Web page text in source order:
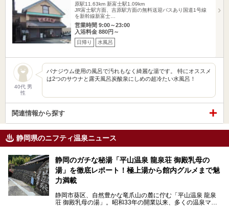
原駅11.63km 新富士駅1.09km
JR富士駅方面、吉原駅方面の無料送迎バスあり国道1号線
を新幹線新富士…
営業時間 9:00～23:00
入浴料金 880円～
日帰り 水風呂
40代 男
性
パナジウム使用の風呂で汚れもなく綺麗な湯です。 特にオススメ
は2つのサウナと露天風呂炭酸泉にしめの超冷たい水風呂！
関連情報から探す
静岡県のニフティ温泉ニュース
静岡のガチな秘湯「平山温泉 龍泉荘 御殿乳母の
湯」を徹底レポート！極上湯から館内グルメまで魅
力満載
静岡市葵区、自然豊かな竜爪山の麓に佇む「平山温泉 龍泉
荘 御殿乳母の湯」。昭和33年の開業以来、多くの温泉マニ